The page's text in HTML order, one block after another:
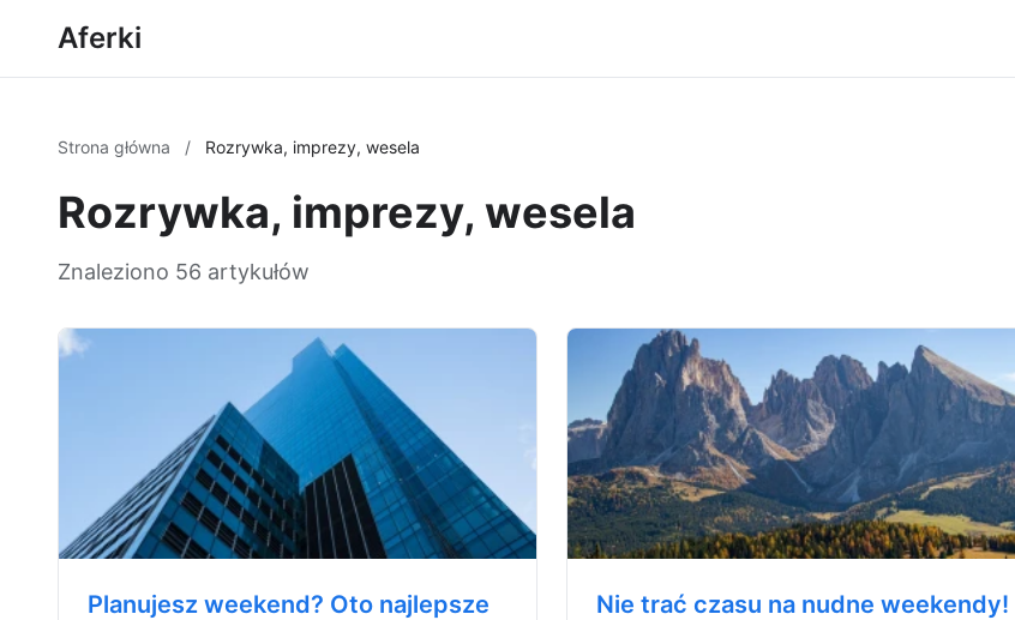
Aferki
Strona główna / Rozrywka, imprezy, wesela
Rozrywka, imprezy, wesela
Znaleziono 56 artykułów
Planujesz weekend? Oto najlepsze
Nie trać czasu na nudne weekendy!